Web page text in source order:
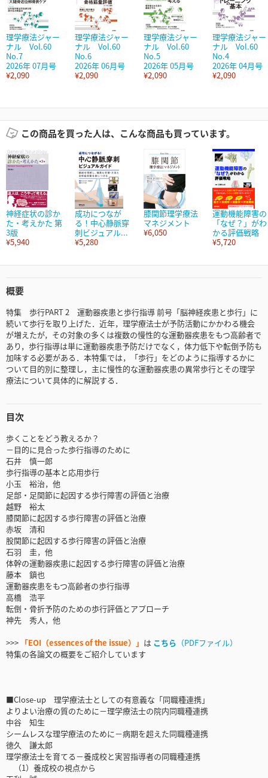
理学療法ジャー
ナル Vol.60
No.7
2026年 07月号
¥2,090
理学療法ジャー
ナル Vol.60
No.6
2026年 06月号
¥2,090
理学療法ジャー
ナル Vol.60
No.5
2026年 05月号
¥2,090
理学療法ジャー
ナル Vol.60
No.4
2026年 04月号
¥2,090
この商品を買った人は、こんな商品も買っています。
神経症状の診か
た・考えかた 第
3版
¥5,940
成功につなが
る！中心静脈穿
刺ビジュアル...
¥5,280
膝関節理学療法
マネジメント
¥6,050
運動機能障害の
「なぜ？」がわ
かる評価戦略
¥5,720
概要
特集 歩行PART 2 運動器疾患と歩行指導 前号「脳神経疾患と歩行」に
続いて歩行を取り上げた．近年，理学療法士が予防活動にかかわる機会
が増えたが，その対象の多くは複数の慢性的な運動器疾患をもつ高齢者で
あり，歩行指導は単に運動器疾患予防だけでなく，体力低下や転倒予防も
加味する必要がある．本特集では，「歩行」をどのように指導するかに
ついて目的別に整理し，主に慢性的な運動器疾患の異常歩行とその理学
療法について具体的に解説する．
目次
歩くことをどう教えるか？
－目的に見合った歩行指導のために
石井 慎一郎
歩行指導の基本と応用歩行
小玉 裕治，他
足部・足関節に起因する歩行障害の評価と治療
越野 裕太
膝関節に起因する歩行障害の評価と治療
赤坂 清和
股関節に起因する歩行障害の評価と治療
石羽 圭，他
体幹の運動器疾患に起因する歩行障害の評価と治療
藤本 鎮也
運動器疾患をもつ高齢者の歩行指導
高橋 浩平
転倒・骨折予防のための歩行評価とアプローチ
神先 秀人，他
>>> 「EOI（essences of the issue）」 は こちら （PDFファイル）
特集の各論文の概要をご紹介しています
■Close-up 理学療法士としての有意義な「同職種連携」
よりよい治療の質のために－理学療法士の院内同職種連携
中谷 知生
シームレスな理学療法のために－病期を超えた同職種連携
徳久 謙太郎
理学療法士を育てる－養成校と実習指導者の同職種連携
（1）養成校の視点から